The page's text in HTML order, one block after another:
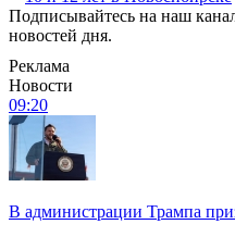
Подписывайтесь на наш
новостей дня.
Реклама
Новости
09:20
В администрации Трампа